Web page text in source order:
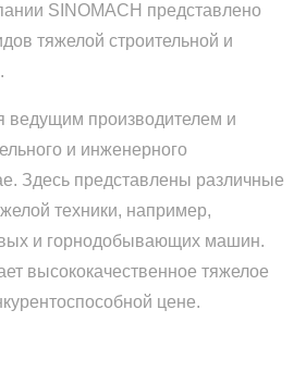
SINOMACH представлено
тяжелой строительной и
ведущим производителем и
и инженерного
Здесь представлены различные
техники, например,
и горнодобывающих машин.
высококачественное тяжелое
цене.